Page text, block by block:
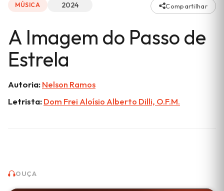
MÚSICA 2024 Compartilhar
A Imagem do Passo de
Estrela
Autoria:Nelson Ramos
Letrista:Dom Frei Aloísio Alberto Dilli, O.F.M.
OUÇA